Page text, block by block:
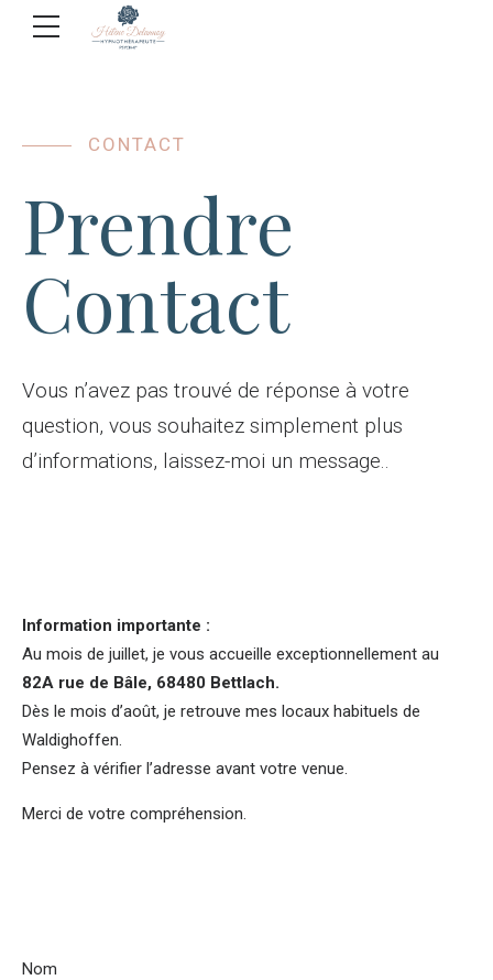
CONTACT
Prendre
Contact
Vous n’avez pas trouvé de réponse à votre
question, vous souhaitez simplement plus
d’informations, laissez-moi un message..
Information importante :
Au mois de juillet, je vous accueille exceptionnellement au
82A rue de Bâle, 68480 Bettlach.
Dès le mois d’août, je retrouve mes locaux habituels de
Waldighoffen.
Pensez à vérifier l’adresse avant votre venue.
Merci de votre compréhension.
Nom